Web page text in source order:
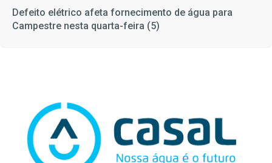
Defeito elétrico afeta fornecimento de água para
Campestre nesta quarta-feira (5)